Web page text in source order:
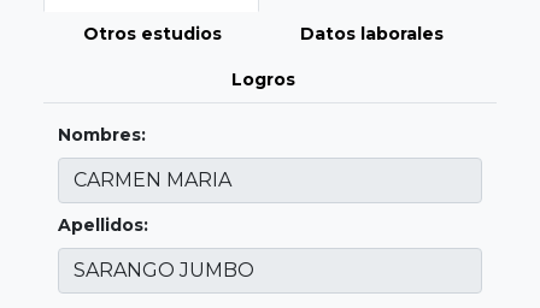
Otros estudios Datos laborales
Logros
Nombres:
Apellidos: